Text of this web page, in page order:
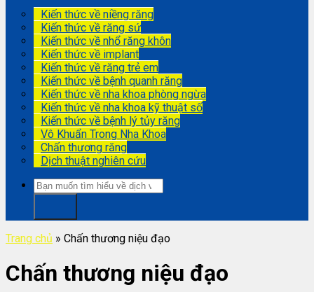
Kiến thức về niềng răng
Kiến thức về răng sứ
Kiến thức về nhổ răng khôn
Kiến thức về implant
Kiến thức về răng trẻ em
Kiến thức về bệnh quanh răng
Kiến thức về nha khoa phòng ngừa
Kiến thức về nha khoa kỹ thuật số
Kiến thức về bệnh lý tủy răng
Vô Khuẩn Trong Nha Khoa
Chấn thương răng
Dịch thuật nghiên cứu
Trang chủ » Chấn thương niệu đạo
Chấn thương niệu đạo